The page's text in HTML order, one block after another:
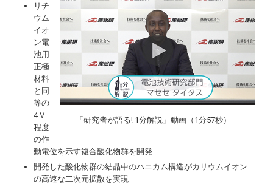
「研究者が語る! 1分解説」動画（1分57秒）
リチ
ウム
イオ
ン電
池用
正極
材料
と同
等の
4 V
程度
の作
動電位を示す複合酸化物群を開発
開発した酸化物群の結晶中のハニカム構造がカリウムイオン
の高速な二次元拡散を実現